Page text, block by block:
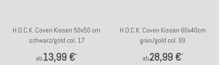
H.O.C.K. Coven Kissen 50x50 cm
schwarz/gold col. 17
ab13,99 €*
H.O.C.K. Coven Kissen 60x40cm
grün/gold col. 09
ab28,99 €*